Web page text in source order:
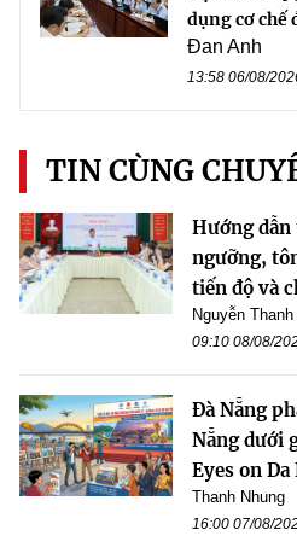
dụng cơ chế
Đan Anh
13:58 06/08/
TIN CÙNG
Hướng
ngưỡng,
tiến độ và
Nguyễn Thanh
09:10 08/08/
Đà Nẵng
Nẵng dưới
Eyes on Da
Thanh Nhung
16:00 07/08/